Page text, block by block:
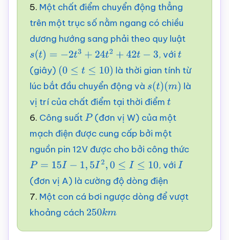
5. Một chất điểm chuyển động thẳng
trên một trục số nằm ngang có chiều
dương hướng sang phải theo quy luật
s(t) =− 2t3+24t 2+42 t− 3 , với t
(giây) (0 ≤t≤ 10)
là thời gian tính từ
lúc bắt đầu chuyển động và s(t)(m) là
vị trí của chất điểm tại thời điểm t
6. Công suấtP (đơn vị W) của một
mạch điện được cung cấp bởi một
nguồn pin 12V được cho bởi công thức
P=15 I−1,5 I2 0≤I≤10 , vớiI
(đơn vị A) là cường độ dòng điện
7. Một con cá bơi ngược dòng để vượt
khoảng cách 250km